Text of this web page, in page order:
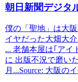
朝日新聞デジタ
僕の「聖地」は大
イヤだった大畑大
... 老舗本屋は｢アイ
に 出版不況で磨い
月...Source: 大阪の